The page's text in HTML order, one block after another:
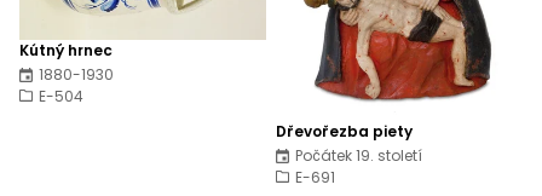
Kútný hrnec
1880-1930
E-504
Dřevořezba piety
Počátek 19. století
E-691